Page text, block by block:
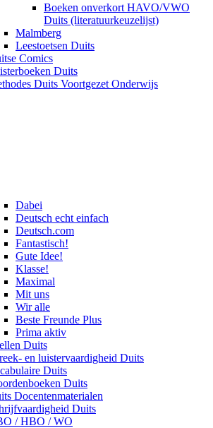
Boeken onverkort HAVO/VWO
Duits (literatuurkeuzelijst)
Malmberg
Leestoetsen Duits
Comics
Duits
Duits Voortgezet Onderwijs
Dabei
Deutsch echt einfach
Deutsch.com
Fantastisch!
Gute Idee!
Klasse!
Maximal
Mit uns
Wir alle
Beste Freunde Plus
Prima aktiv
Duits
en luistervaardigheid Duits
Duits
Duits
Docentenmaterialen
Duits
/ HBO / WO